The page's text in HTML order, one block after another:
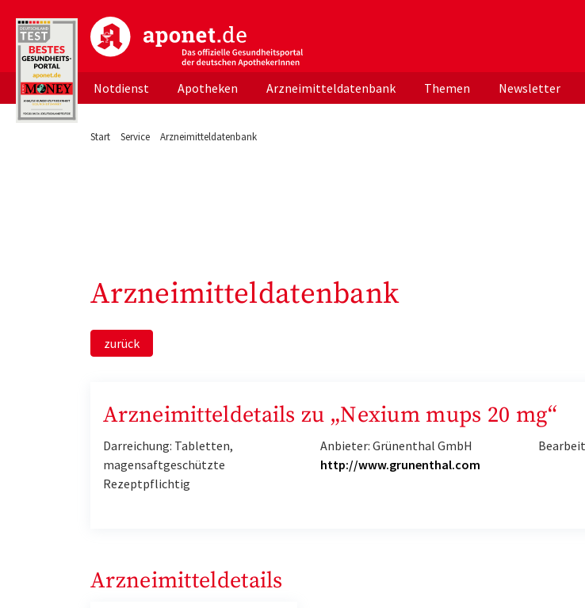
aponet.de - Das offizielle Gesundheitsportal der deutschen ApothekerInnen
Notdienst Apotheken Arzneimitteldatenbank Themen Newsletter
Start Service Arzneimitteldatenbank
Arzneimitteldatenbank
zurück
Arzneimitteldetails zu „Nexium mups 20 mg“
Darreichung: Tabletten,
magensaftgeschützte
Rezeptpflichtig
Anbieter: Grünenthal GmbH
http://www.grunenthal.com
Arzneimitteldetails